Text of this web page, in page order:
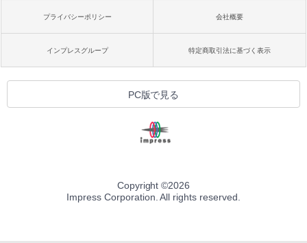
プライバシーポリシー 会社概要
インプレスグループ 特定商取引法に基づく表示
PC版で見る
Copyright ©2026
Impress Corporation. All rights reserved.